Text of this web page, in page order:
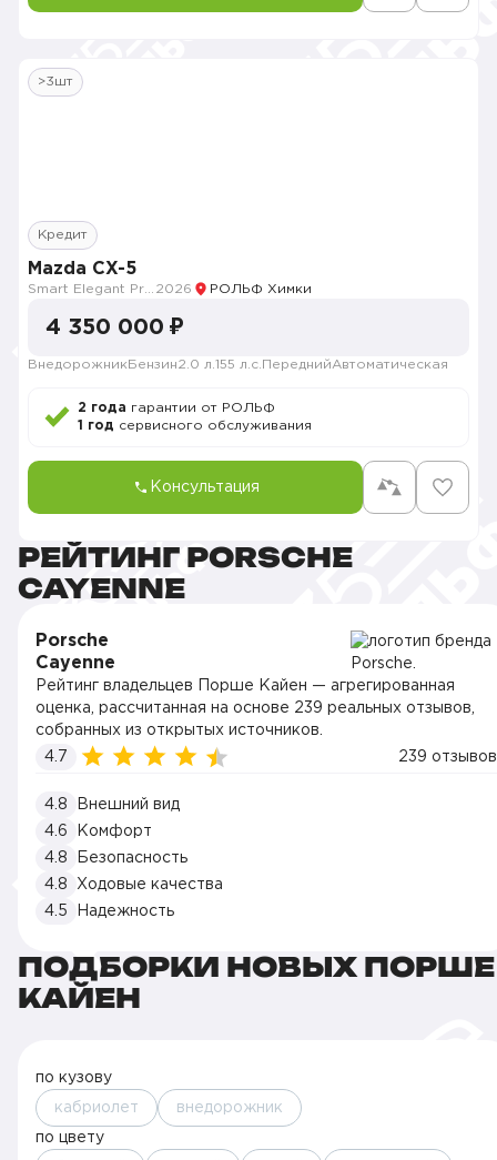
>3шт
Кредит
Mazda CX-5
2026 РОЛЬФ Химки
4 350 000 ₽
Внедорожник Бензин2.0 л. 155 л.с. ПереднийАвтоматическая
2 года гарантии от РОЛЬФ
1 год сервисного обслуживания
Консультация
РЕЙТИНГ PORSCHE
CAYENNE
Porsche
Cayenne
Рейтинг владельцев Порше Кайен — агрегированная
оценка, рассчитанная на основе 239 реальных отзывов,
собранных из открытых источников.
4.7
239 отзывов
4.8
Внешний вид
4.6
Комфорт
4.8
Безопасность
4.8
Ходовые качества
4.5
Надежность
ПОДБОРКИ НОВЫХ ПОРШЕ
КАЙЕН
по кузову
кабриолет внедорожник
по цвету